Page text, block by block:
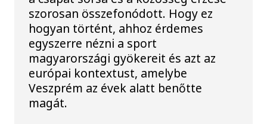
szorosan összefonódott. Hogy ez
hogyan történt, ahhoz érdemes
egyszerre nézni a sport
magyarországi gyökereit és azt az
európai kontextust, amelybe
Veszprém az évek alatt benőtte
magát.